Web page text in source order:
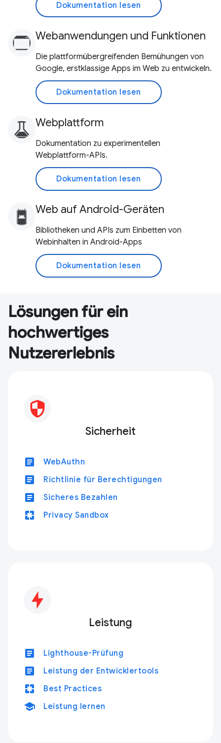
Dokumentation lesen
Webanwendungen und Funktionen
Die plattformübergreifenden Bemühungen von
Google, erstklassige Apps im Web zu entwickeln.
Dokumentation lesen
Webplattform
Dokumentation zu experimentellen
Webplattform-APIs.
Dokumentation lesen
Web auf Android-Geräten
Bibliotheken und APIs zum Einbetten von
Webinhalten in Android-Apps
Dokumentation lesen
Lösungen für ein
hochwertiges
Nutzererlebnis
Sicherheit
article WebAuthn
article Richtlinie für Berechtigungen
article Sicheres Bezahlen
pages Privacy Sandbox
Leistung
article Lighthouse-Prüfung
article Leistung der Entwicklertools
pages Best Practices
school Leistung lernen